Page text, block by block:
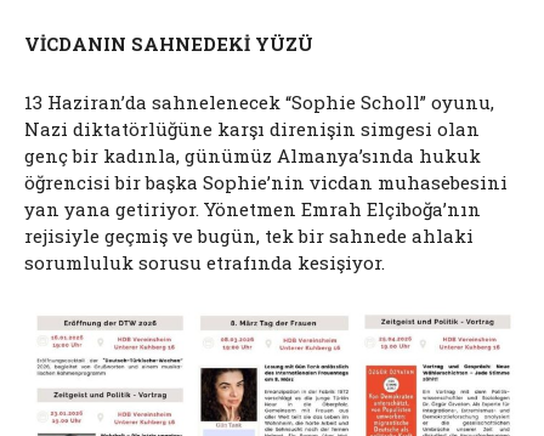
VİCDANIN SAHNEDEKİ YÜZÜ
13 Haziran’da sahnelenecek “Sophie Scholl” oyunu,
Nazi diktatörlüğüne karşı direnişin simgesi olan
genç bir kadınla, günümüz Almanya’sında hukuk
öğrencisi bir başka Sophie’nin vicdan muhasebesini
yan yana getiriyor. Yönetmen Emrah Elçiboğa’nın
rejisiyle geçmiş ve bugün, tek bir sahnede ahlaki
sorumluluk sorusu etrafında kesişiyor.